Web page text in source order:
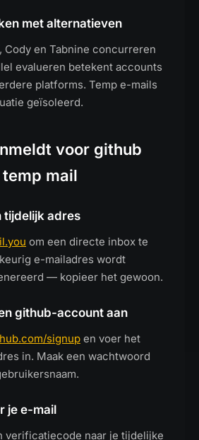
met alternatieven
Cody en Tabnine concurreren
evalueren betekent accounts
platforms. Temp e-mails
geïsoleerd.
voor github
mail
tijdelijk adres
om een directe inbox te
e-mailadres wordt
— kopieer het gewoon.
github-account aan
signup en voer het
in. Maak een wachtwoord
je e-mail
verificatiecode naar je tijdelijke